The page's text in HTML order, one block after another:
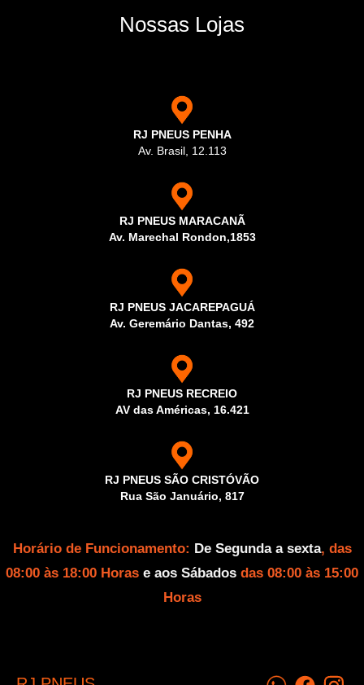
Nossas Lojas
RJ PNEUS PENHA
Av. Brasil, 12.113
RJ PNEUS MARACANÃ
Av. Marechal Rondon,1853
RJ PNEUS JACAREPAGUÁ
Av. Geremário Dantas, 492
RJ PNEUS RECREIO
AV das Américas, 16.421
RJ PNEUS SÃO CRISTÓVÃO
Rua São Januário, 817
Horário de Funcionamento: De Segunda a sexta, das
08:00 às 18:00 Horas e aos Sábados das 08:00 às 15:00
Horas